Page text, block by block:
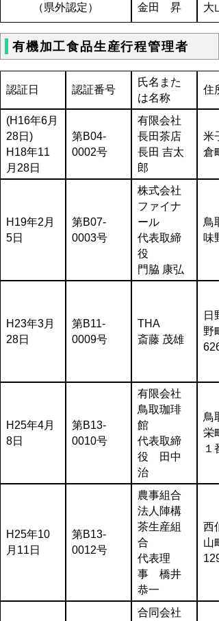
（県外認定） 金田 昇 大
有機加工食品生産行程管理者
認証日 認証番号
氏名また
は名称
住所
(H16年6月
28日)
H18年11
月28日
第B04-
0002号
有限会社
長田茶店
長田 吉太
郎
米
倉
H19年2月
5日
第B07-
0003号
株式会社
ファイナ
ール
代表取締
役
門脇 康弘
鳥
味
H23年3月
28日
第B11-
0009号
THA
斎藤 茂雄
日
野
H25年4月
8日
第B13-
0010号
有限会社
鳥取珈琲
館
代表取締
役 田中
治
鳥
栄
１
H25年10
月11日
第B13-
0012号
農事組合
法人陣構
茶生産組
合
代表理
事 橋井
恭一
西
山
合同会社